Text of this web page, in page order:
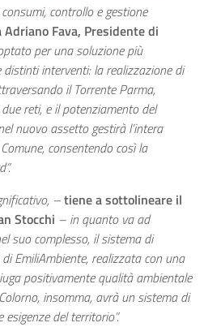
controllo e gestione
Fava, Presidente di
per una soluzione più
interventi: la realizzazione di
il Torrente Parma,
reti, e il potenziamento del
nuovo assetto gestirà l’intera
consentendo così la
–tiene a sottolineare il
Stocchi – in quanto va ad
suo complesso, il sistema di
EmiliAmbiente, realizzata con una
positivamente qualità ambientale
insomma, avrà un sistema di
del territorio”.